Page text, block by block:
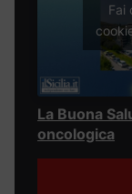
Fai
La Buona
oncologica